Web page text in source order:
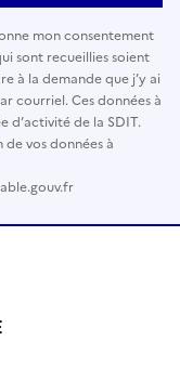
mon consentement
sont recueillies soient
à la demande que j’y ai
courriel. Ces données à
d’activité de la SDIT.
vos données à